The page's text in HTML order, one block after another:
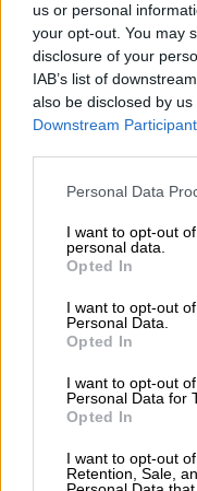
us or personal
your opt-out. You may
disclosure of your
IAB’s list of
also be disclosed by
Downstream
Please note that this
not limited to your visit
grant or deny consent
use your data for
consent section.
Personal Data
I want to opt-out
personal data.
Opted In
I want to opt-out
Personal Data.
Opted In
I want to opt-out
Personal Data for
Opted In
I want to opt-out
Retention, Sale,
Η απόφαση
ήταν ομόφωνη
Σημειώνεται
με
λόγους
προσωπικών
παιδιών.Η
ήταν ομόφωνη. Ο
τέσσερις
έτη κάθειρξη
13.500 ευρώ.
πρώην